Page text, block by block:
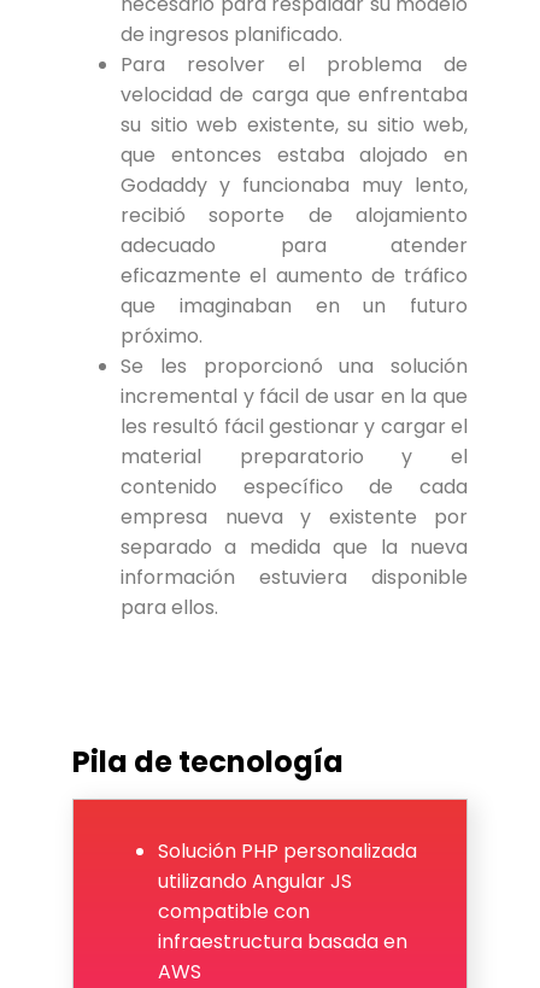
de ingresos planificado.
Para resolver el problema de
velocidad de carga que enfrentaba
su sitio web existente, su sitio web,
que entonces estaba alojado en
Godaddy y funcionaba muy lento,
recibió soporte de alojamiento
adecuado para atender
eficazmente el aumento de tráfico
que imaginaban en un futuro
próximo.
Se les proporcionó una solución
incremental y fácil de usar en la que
les resultó fácil gestionar y cargar el
material preparatorio y el
contenido específico de cada
empresa nueva y existente por
separado a medida que la nueva
información estuviera disponible
para ellos.
Pila de tecnología
Solución PHP personalizada
utilizando Angular JS
compatible con
infraestructura basada en
AWS